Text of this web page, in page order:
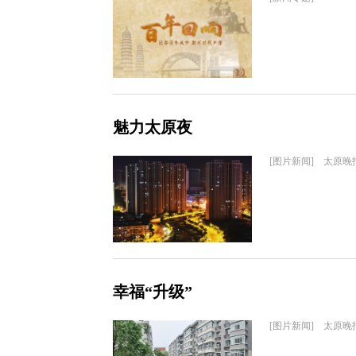
魅力太原夜
[图片新闻] 太原晚
幸福“升级”
[图片新闻] 太原晚